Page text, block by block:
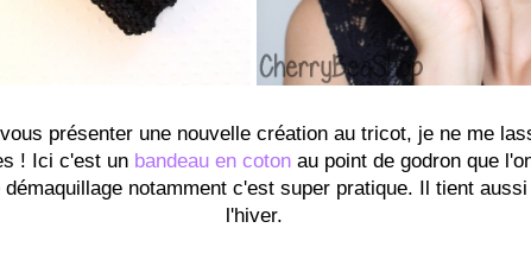
présenter une nouvelle création au tricot, je ne me
! Ici c'est un bandeau en cotonau point de godron que
notamment c'est super pratique. Il tient
l'hiver.